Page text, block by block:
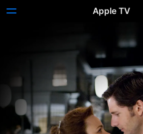
Apple TV